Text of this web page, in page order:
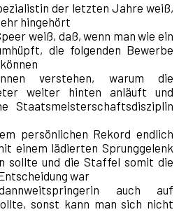
der letzten Jahre weiß,
hingehört
weiß, daß, wenn man wie ein
die folgenden Bewerbe
verstehen, warum die
weiter hinten anläuft und
Staatsmeisterschaftsdisziplin
persönlichen Rekord endlich
einem lädierten Sprunggelenk
sollte und die Staffel somit die
war
auch auf
sonst kann man sich nicht